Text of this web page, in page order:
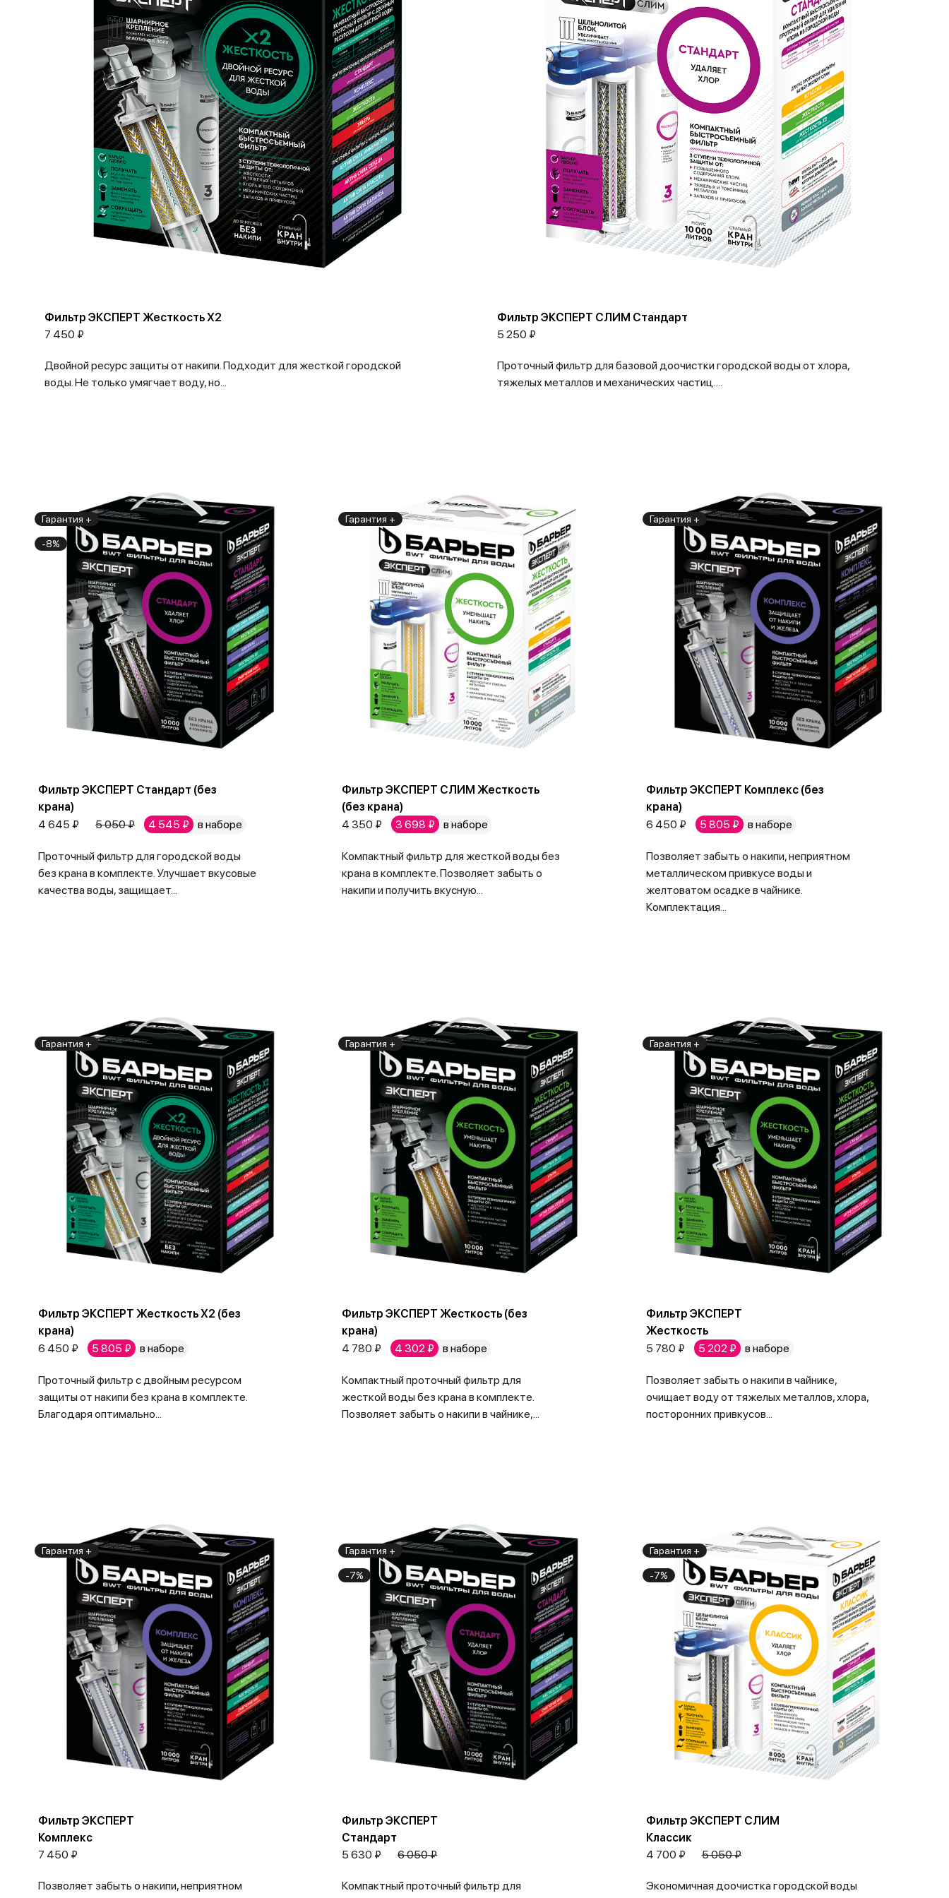
Фильтр ЭКСПЕРТ Жесткость Х2
7 450 ₽
Двойной ресурс защиты от накипи. Подходит для жесткой городской
воды. Не только умягчает воду, но...
Фильтр ЭКСПЕРТ СЛИМ Стандарт
5 250 ₽
Проточный фильтр для базовой доочистки городской воды от хлора,
тяжелых металлов и механических частиц....
Фильтр ЭКСПЕРТ Стандарт (без
крана)
4 645 ₽
5 050 ₽ 4 545 ₽ в наборе
Проточный фильтр для городской воды
без крана в комплекте. Улучшает вкусовые
качества воды, защищает...
Гарантия +
-8%
Фильтр ЭКСПЕРТ СЛИМ Жесткость
(без крана)
4 350 ₽
3 698 ₽ в наборе
Компактный фильтр для жесткой воды без
крана в комплекте. Позволяет забыть о
накипи и получить вкусную...
Гарантия +
Фильтр ЭКСПЕРТ Комплекс (без
крана)
6 450 ₽
5 805 ₽ в наборе
Позволяет забыть о накипи, неприятном
металлическом привкусе воды и
желтоватом осадке в чайнике.
Комплектация...
Гарантия +
Фильтр ЭКСПЕРТ Жесткость Х2 (без
крана)
6 450 ₽
5 805 ₽ в наборе
Проточный фильтр с двойным ресурсом
защиты от накипи без крана в комплекте.
Благодаря оптимально...
Гарантия +
Фильтр ЭКСПЕРТ Жесткость (без
крана)
4 780 ₽
4 302 ₽ в наборе
Компактный проточный фильтр для
жесткой воды без крана в комплекте.
Позволяет забыть о накипи в чайнике,...
Гарантия +
Фильтр ЭКСПЕРТ
Жесткость
5 780 ₽
5 202 ₽ в наборе
Позволяет забыть о накипи в чайнике,
очищает воду от тяжелых металлов, хлора,
посторонних привкусов...
Гарантия +
Фильтр ЭКСПЕРТ
Комплекс
7 450 ₽
Позволяет забыть о накипи, неприятном
Гарантия +
Фильтр ЭКСПЕРТ
Стандарт
5 630 ₽
6 050 ₽
Компактный проточный фильтр для
Гарантия +
-7%
Фильтр ЭКСПЕРТ СЛИМ
Классик
4 700 ₽
5 050 ₽
Экономичная доочистка городской воды
Гарантия +
-7%